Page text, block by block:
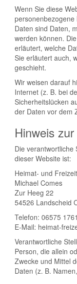
Wenn Sie diese
Daten sind Daten,
werden können.
erläutert, welche
Sie erläutert auch,
geschieht.
Wir weisen darauf
Internet (z. B. bei
Sicherheitslücken
der Daten vor dem
Hinweis
Die
dieser Website ist:
Heimat- und
Michael Comes
Zur Heeg 22
54526 Landscheid
Telefon: 06575 1761
E-Mail: heimat-
Verantwortliche
Person, die allein
Zwecke und Mittel
Daten (z. B.